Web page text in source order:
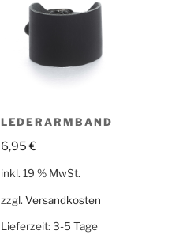
LEDERARMBAND
6,95€
inkl. 19 % MwSt.
zzgl. Versandkosten
Lieferzeit: 3-5 Tage